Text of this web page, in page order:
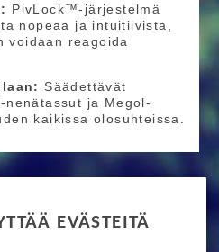
EVÄSTEITÄ
PivLock™-järjestelmä
nopeaa ja intuitiivista,
voidaan reagoida
Säädettävät
nenätassut ja Megol-
kaikissa olosuhteissa.